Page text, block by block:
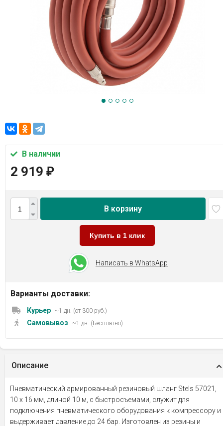
В наличии
2 919 ₽
В корзину
Купить в 1 клик
Написать в WhatsApp
Варианты доставки:
Курьер ~1 дн. (от 300 руб.)
Самовывоз ~1 дн. (Бесплатно)
Описание
Пневматический армированный резиновый шланг Stels 57021,
10 х 16 мм, длиной 10 м, с быстросъемами, служит для
подключения пневматического оборудования к компрессору и
выдерживает давление до 24 бар. Изготовлен из резины и